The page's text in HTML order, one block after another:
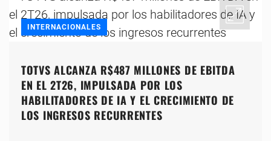
INTERNACIONALES
TOTVS ALCANZA R$487 MILLONES DE EBITDA
EN EL 2T26, IMPULSADA POR LOS
HABILITADORES DE IA Y EL CRECIMIENTO DE
LOS INGRESOS RECURRENTES